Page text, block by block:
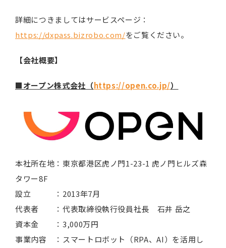
詳細につきましてはサービスページ：
https://dxpass.bizrobo.com/をご覧ください。
【会社概要】
■オープン株式会社（https://open.co.jp/）
本社所在地：東京都港区虎ノ門1-23-1 虎ノ門ヒルズ森
タワー8F
設立 ：2013年7月
代表者 ：代表取締役執行役員社長 石井 岳之
資本金 ：3,000万円
事業内容 ：スマートロボット（RPA、AI）を活用し